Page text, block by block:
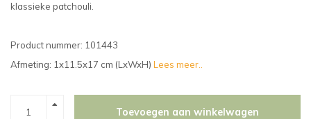
klassieke patchouli.
Product nummer: 101443
Afmeting: 1x11.5x17 cm (LxWxH) Lees meer..
Toevoegen aan winkelwagen